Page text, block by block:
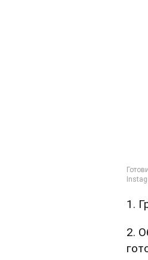
1.
2.